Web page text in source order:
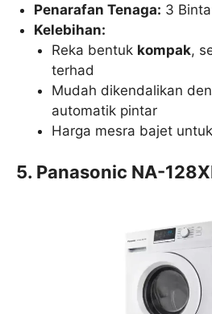
Penarafan Tenaga: 3
Kelebihan:
Reka bentuk kompak,
terhad
Mudah dikendalikan
automatik pintar
Harga mesra bajet
5. Panasonic NA-